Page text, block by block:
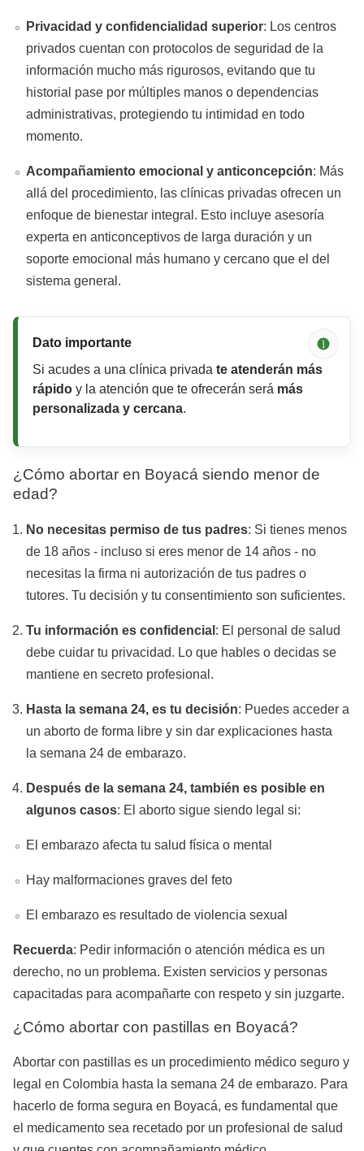
Privacidad y confidencialidad superior: Los centros
privados cuentan con protocolos de seguridad de la
información mucho más rigurosos, evitando que tu
historial pase por múltiples manos o dependencias
administrativas, protegiendo tu intimidad en todo
momento.
Acompañamiento emocional y anticoncepción: Más
allá del procedimiento, las clínicas privadas ofrecen un
enfoque de bienestar integral. Esto incluye asesoría
experta en anticonceptivos de larga duración y un
soporte emocional más humano y cercano que el del
sistema general.
Si acudes a una clínica privada te atenderán más
rápido y la atención que te ofrecerán será más
personalizada y cercana.
Dato importante
¿Cómo abortar en Boyacá siendo menor de
edad?
No necesitas permiso de tus padres: Si tienes menos
de 18 años - incluso si eres menor de 14 años - no
necesitas la firma ni autorización de tus padres o
tutores. Tu decisión y tu consentimiento son suficientes.
Tu información es confidencial : El personal de salud
debe cuidar tu privacidad. Lo que hables o decidas se
mantiene en secreto profesional.
Hasta la semana 24, es tu decisión: Puedes acceder a
un aborto de forma libre y sin dar explicaciones hasta
la semana 24 de embarazo.
Después de la semana 24, también es posible en
algunos casos: El aborto sigue siendo legal si:
El embarazo afecta tu salud física o mental
Hay malformaciones graves del feto
El embarazo es resultado de violencia sexual
Recuerda: Pedir información o atención médica es un
derecho, no un problema. Existen servicios y personas
capacitadas para acompañarte con respeto y sin juzgarte.
¿Cómo abortar con pastillas en Boyacá?
Abortar con pastillas es un procedimiento médico seguro y
legal en Colombia hasta la semana 24 de embarazo. Para
hacerlo de forma segura en Boyacá, es fundamental que
el medicamento sea recetado por un profesional de salud